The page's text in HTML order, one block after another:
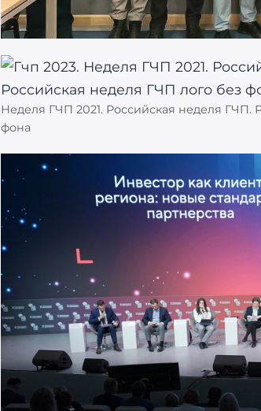
Неделя ГЧП 2021. Российская неделя ГЧП.
фона